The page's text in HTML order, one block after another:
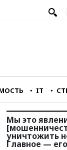
IT
Мы это
уничтожить
Главное —